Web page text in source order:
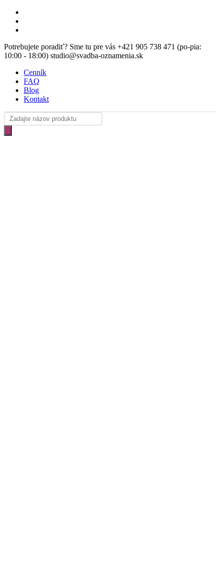
Skip
main
Potrebujete poradiť? Sme tu pre vás +421 905 738 471 (po-pia:
10:00 - 18:00) studio@svadba-oznamenia.sk
Cenník
FAQ
Blog
Kontakt
Products
search